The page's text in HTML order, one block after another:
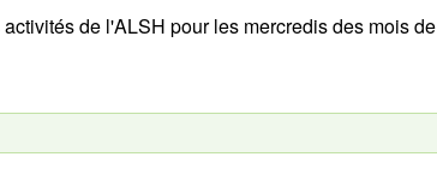
de l'ALSH pour les mercredis des mois